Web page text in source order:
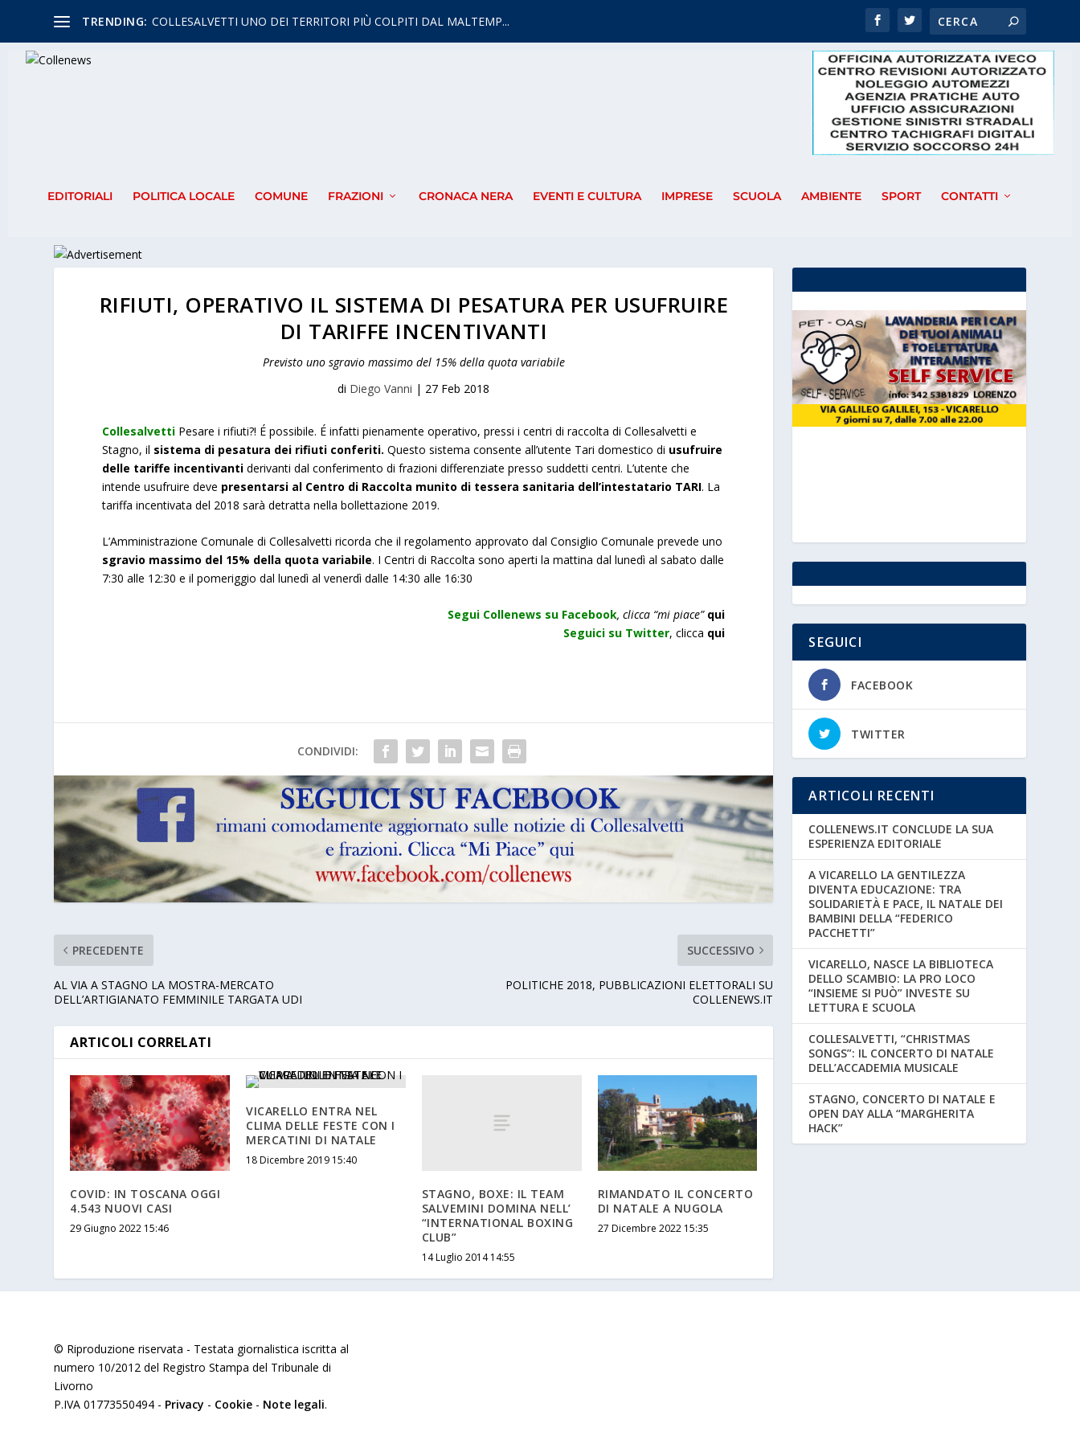
TRENDING: COLLESALVETTI UNO DEI TERRITORI PIÙ COLPITI DAL MALTEMP...
EDITORIALI POLITICA LOCALE COMUNE FRAZIONI CRONACA NERA EVENTI E CULTURA IMPRESE SCUOLA AMBIENTE SPORT CONTATTI
RIFIUTI, OPERATIVO IL SISTEMA DI PESATURA PER USUFRUIRE
DI TARIFFE INCENTIVANTI
Previsto uno sgravio massimo del 15% della quota variabile
di Diego Vanni | 27 Feb 2018
Collesalvetti Pesare i rifiuti?! É possibile. É infatti pienamente operativo, pressi i centri di raccolta di Collesalvetti e
Stagno, il sistema di pesatura dei rifiuti conferiti. Questo sistema consente all’utente Tari domestico di usufruire
delle tariffe incentivanti derivanti dal conferimento di frazioni differenziate presso suddetti centri. L’utente che
intende usufruire deve presentarsi al Centro di Raccolta munito di tessera sanitaria dell’intestatario TARI. La
tariffa incentivata del 2018 sarà detratta nella bollettazione 2019.
L’Amministrazione Comunale di Collesalvetti ricorda che il regolamento approvato dal Consiglio Comunale prevede uno
sgravio massimo del 15% della quota variabile. I Centri di Raccolta sono aperti la mattina dal lunedì al sabato dalle
7:30 alle 12:30 e il pomeriggio dal lunedì al venerdì dalle 14:30 alle 16:30
Segui Collenews su Facebook, clicca “mi piace” qui
Seguici su Twitter, clicca qui
CONDIVIDI:
PRECEDENTE
AL VIA A STAGNO LA MOSTRA-MERCATO
DELL’ARTIGIANATO FEMMINILE TARGATA UDI
SUCCESSIVO
POLITICHE 2018, PUBBLICAZIONI ELETTORALI SU
COLLENEWS.IT
ARTICOLI CORRELATI
COVID: IN TOSCANA OGGI
4.543 NUOVI CASI
29 Giugno 2022 15:46
VICARELLO ENTRA NEL
CLIMA DELLE FESTE CON I
MERCATINI DI NATALE
18 Dicembre 2019 15:40
STAGNO, BOXE: IL TEAM
SALVEMINI DOMINA NELL’
“INTERNATIONAL BOXING
CLUB”
14 Luglio 2014 14:55
RIMANDATO IL CONCERTO
DI NATALE A NUGOLA
27 Dicembre 2022 15:35
SEGUICI
FACEBOOK
TWITTER
ARTICOLI RECENTI
COLLENEWS.IT CONCLUDE LA SUA
ESPERIENZA EDITORIALE
A VICARELLO LA GENTILEZZA
DIVENTA EDUCAZIONE: TRA
SOLIDARIETÀ E PACE, IL NATALE DEI
BAMBINI DELLA “FEDERICO
PACCHETTI”
VICARELLO, NASCE LA BIBLIOTECA
DELLO SCAMBIO: LA PRO LOCO
“INSIEME SI PUÒ” INVESTE SU
LETTURA E SCUOLA
COLLESALVETTI, “CHRISTMAS
SONGS”: IL CONCERTO DI NATALE
DELL’ACCADEMIA MUSICALE
STAGNO, CONCERTO DI NATALE E
OPEN DAY ALLA “MARGHERITA
HACK”
© Riproduzione riservata - Testata giornalistica iscritta al
numero 10/2012 del Registro Stampa del Tribunale di
Livorno
P.IVA 01773550494 - Privacy - Cookie - Note legali.